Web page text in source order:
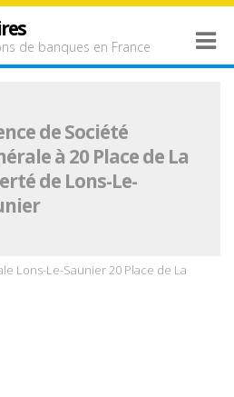
de banques en France
de Société
à 20 Place de La
de Lons-Le-
Lons-Le-Saunier 20 Place de La